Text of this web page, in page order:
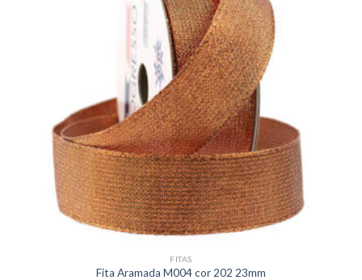
FITAS
Fita Aramada M004 cor 202 23mm